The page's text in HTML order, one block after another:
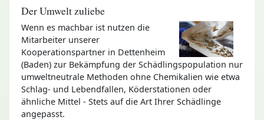
Der Umwelt zuliebe
Wenn es machbar ist nutzen die
Mitarbeiter unserer
Kooperationspartner in Dettenheim
(Baden) zur Bekämpfung der Schädlingspopulation nur
umweltneutrale Methoden ohne Chemikalien wie etwa
Schlag- und Lebendfallen, Köderstationen oder
ähnliche Mittel - Stets auf die Art Ihrer Schädlinge
angepasst.